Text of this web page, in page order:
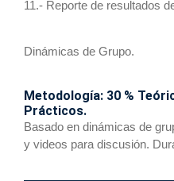
11.- Reporte de resultados
Dinámicas de Grupo.
Metodología: 30 %
Prácticos.
Basado en dinámicas de
y videos para discusión.